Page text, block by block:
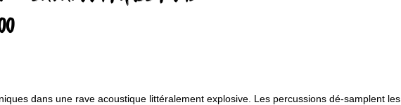
dans une rave acoustique littéralement explosive. Les percussions dé-samplent